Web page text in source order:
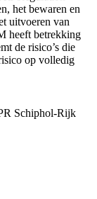
het bewaren en
uitvoeren van
heeft betrekking
de risico’s die
op volledig
Schiphol-Rijk